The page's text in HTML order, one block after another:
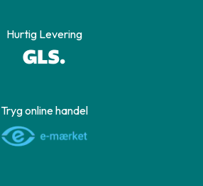
Hurtig Levering
Tryg online handel